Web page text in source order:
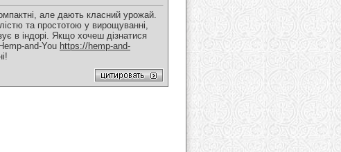
але дають класний урожай.
та простотою у вирощуванні,
в індорі. Якщо хочеш дізнатися
and-You https://hemp-and-